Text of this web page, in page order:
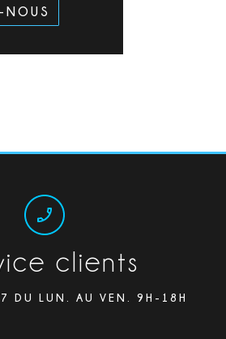
clients
DU LUN. AU VEN. 9H-18H